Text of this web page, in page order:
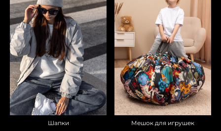
Шапки Мешок для игрушек